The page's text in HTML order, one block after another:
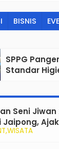
BISNIS
SPPG
Standar
WISATA
Seni
Jaipong,
dan